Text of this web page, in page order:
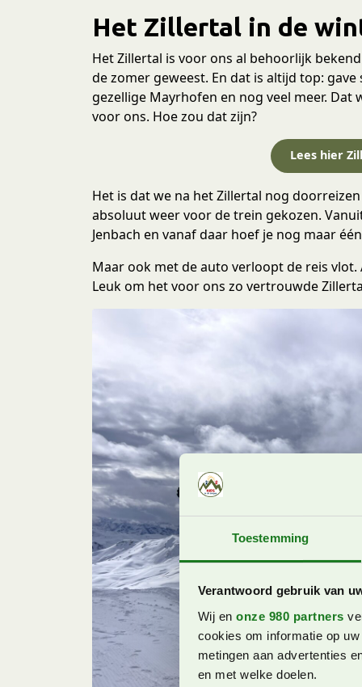
Toestemming
Verantwoord gebruik van
Wij en onze 980 partners
cookies om informatie op
metingen aan advertenties
en met welke doelen.
Het Zillertal in de
Het Zillertal is voor ons al behoorlijk
de zomer geweest. En dat is altijd top:
gezellige Mayrhofen en nog veel meer.
voor ons. Hoe zou dat zijn?
Lees hier
Het is dat we na het Zillertal nog
absoluut weer voor de trein gekozen.
Jenbach en vanaf daar hoef je nog maar
Maar ook met de auto verloopt de reis
Leuk om het voor ons zo vertrouwde